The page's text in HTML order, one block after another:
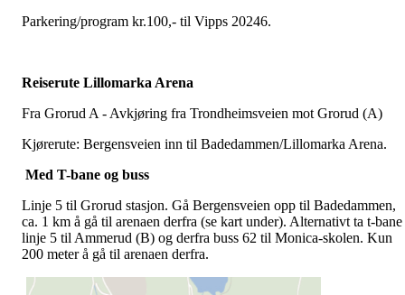
Parkering/program kr.100,- til Vipps 20246.
Reiserute Lillomarka Arena
Fra Grorud A - Avkjøring fra Trondheimsveien mot Grorud (A)
Kjørerute: Bergensveien inn til Badedammen/Lillomarka Arena.
Med T-bane og buss
Linje 5 til Grorud stasjon. Gå Bergensveien opp til Badedammen,
ca. 1 km å gå til arenaen derfra (se kart under). Alternativt ta t-bane
linje 5 til Ammerud (B) og derfra buss 62 til Monica-skolen. Kun
200 meter å gå til arenaen derfra.